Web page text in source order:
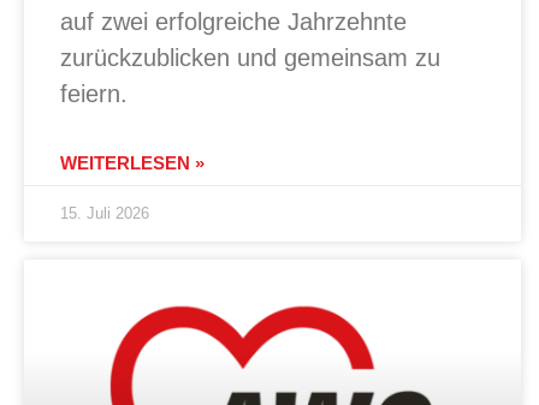
auf zwei erfolgreiche Jahrzehnte
zurückzublicken und gemeinsam zu
feiern.
WEITERLESEN »
15. Juli 2026